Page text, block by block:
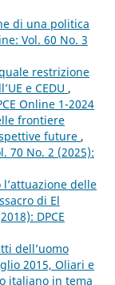
di una politica
Vol. 60 No. 3
restrizione
e CEDU ,
Online 1-2024
frontiere
future ,
70 No. 2 (2025):
delle
di El
DPCE
dell’uomo
2015, Oliari e
italiano in tema